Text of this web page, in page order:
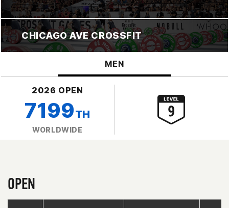
CHICAGO AVE CROSSFIT
MEN
2026 OPEN
7199TH
WORLDWIDE
OPEN